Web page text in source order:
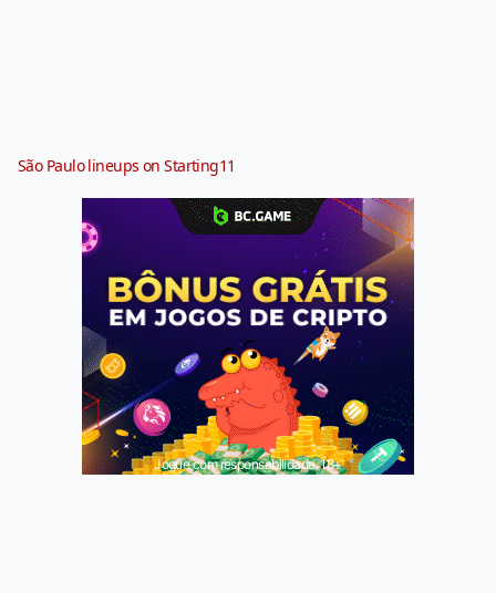
São Paulo lineups on Starting11
Jogue com responsabilidade. 18+